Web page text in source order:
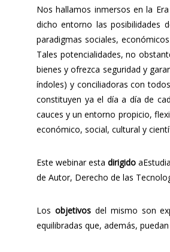
Nos hallamos inmersos en la
dicho entorno las posibilidades
paradigmas sociales,
Tales potencialidades, no
bienes y ofrezca seguridad y
índoles) y conciliadoras con
constituyen ya el día a día de
cauces y un entorno propicio,
económico, social, cultural y
Este webinar esta dirigido
de Autor, Derecho de las
Los objetivos del mismo son
equilibradas que, además,